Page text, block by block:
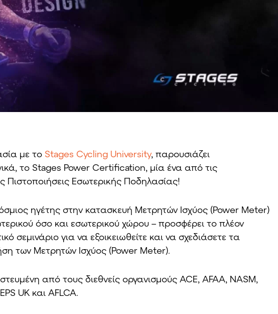
με το Stages Cycling University, παρουσιάζει
το Stages Power Certification, μία ένα από τις
Πιστοποιήσεις Εσωτερικής Ποδηλασίας!
ηγέτης στην κατασκευή Μετρητών Ισχύος (Power Meter)
όσο και εσωτερικού χώρου – προσφέρει το πλέον
σεμινάριο για να εξοικειωθείτε και να σχεδιάσετε τα
των Μετρητών Ισχύος (Power Meter).
από τους διεθνείς οργανισμούς ACE, AFAA, NASM,
UK και AFLCA.